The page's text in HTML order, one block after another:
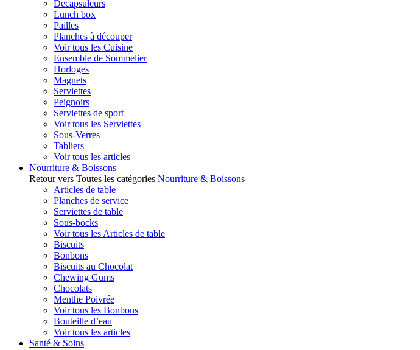
Decapsuleurs
Lunch box
Pailles
Planches à découper
Voir tous les Cuisine
Ensemble de Sommelier
Horloges
Magnets
Serviettes
Peignoirs
Serviettes de sport
Voir tous les Serviettes
Sous-Verres
Tabliers
Voir tous les articles
Nourriture & Boissons
Retour vers Toutes les catégories Nourriture & Boissons
Articles de table
Planches de service
Serviettes de table
Sous-bocks
Voir tous les Articles de table
Biscuits
Bonbons
Biscuits au Chocolat
Chewing Gums
Chocolats
Menthe Poivrée
Voir tous les Bonbons
Bouteille d’eau
Voir tous les articles
Santé & Soins